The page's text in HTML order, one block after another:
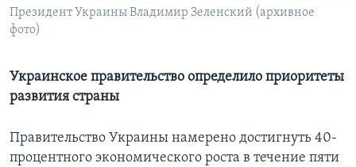
Языки
Президент Украины Владимир Зеленский (архивное
фото)
Украинское правительство определило приоритеты
развития страны
Правительство Украины намерено достигнуть 40-
процентного экономического роста в течение пяти